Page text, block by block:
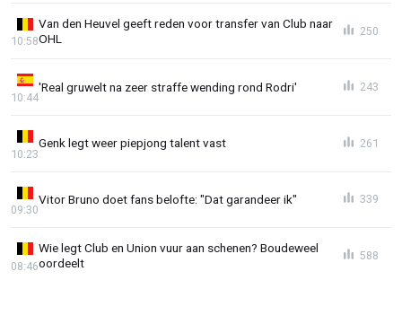
Van den Heuvel geeft reden voor transfer van Club naar
OHL
10:58
250
'Real gruwelt na zeer straffe wending rond Rodri'
10:44
243
Genk legt weer piepjong talent vast
10:23
261
Vitor Bruno doet fans belofte: "Dat garandeer ik"
09:30
339
Wie legt Club en Union vuur aan schenen? Boudeweel
oordeelt
08:46
588